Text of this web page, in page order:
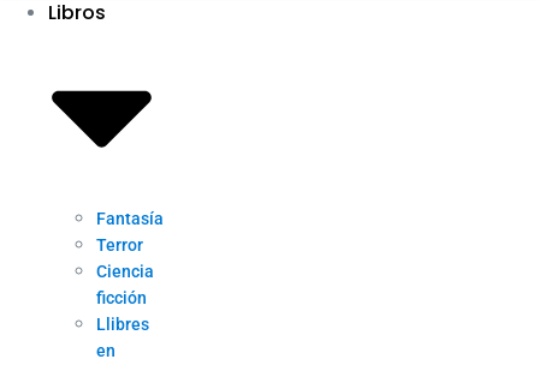
Libros
Fantasía
Terror
Ciencia
ficción
Llibres
en